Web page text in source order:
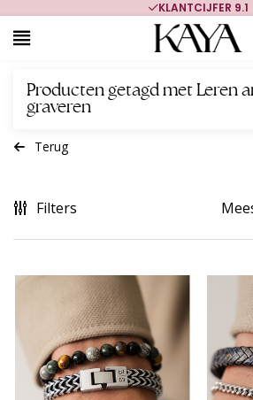
KLANTCIJFER 9.1
Producten getagd met Leren
graveren
Terug
Filters